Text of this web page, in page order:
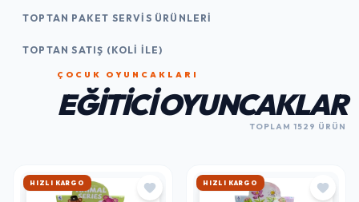
TOPTAN PAKET SERVIS ÜRÜNLERI
TOPTAN SATIŞ (KOLI İLE)
ÇOCUK OYUNCAKLARI
EĞITICI OYUNCAKLAR
TOPLAM 1529 ÜRÜN
HIZLI KARGO HIZLI KARGO